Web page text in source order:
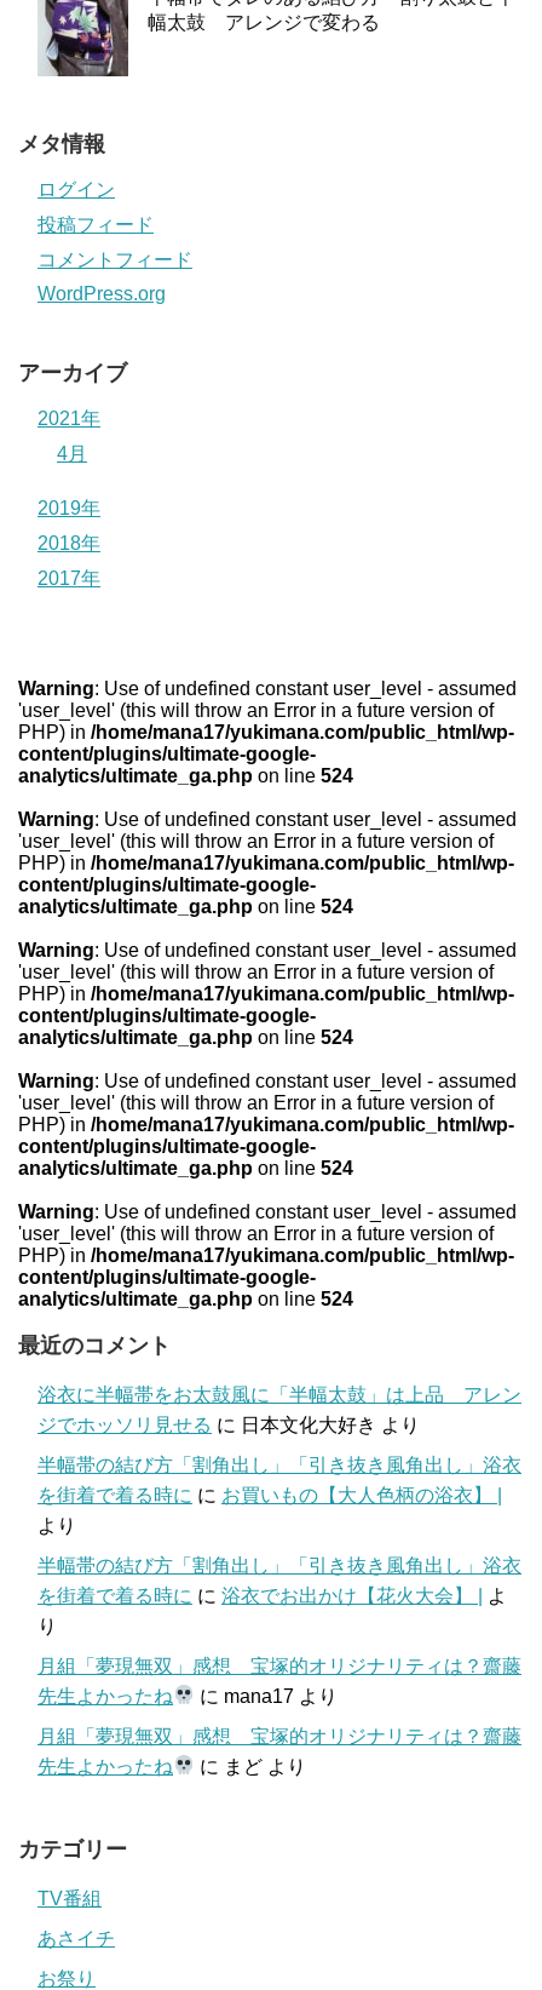
幅太鼓 アレンジで変わる
メタ情報
ログイン
投稿フィード
コメントフィード
WordPress.org
アーカイブ
2021年
4月
2019年
2018年
2017年
Warning: Use of undefined constant user_level - assumed
'user_level' (this will throw an Error in a future version of
PHP) in /home/mana17/yukimana.com/public_html/wp-
content/plugins/ultimate-google-
analytics/ultimate_ga.php on line 524
Warning: Use of undefined constant user_level - assumed
'user_level' (this will throw an Error in a future version of
PHP) in /home/mana17/yukimana.com/public_html/wp-
content/plugins/ultimate-google-
analytics/ultimate_ga.php on line 524
Warning: Use of undefined constant user_level - assumed
'user_level' (this will throw an Error in a future version of
PHP) in /home/mana17/yukimana.com/public_html/wp-
content/plugins/ultimate-google-
analytics/ultimate_ga.php on line 524
Warning: Use of undefined constant user_level - assumed
'user_level' (this will throw an Error in a future version of
PHP) in /home/mana17/yukimana.com/public_html/wp-
content/plugins/ultimate-google-
analytics/ultimate_ga.php on line 524
Warning: Use of undefined constant user_level - assumed
'user_level' (this will throw an Error in a future version of
PHP) in /home/mana17/yukimana.com/public_html/wp-
content/plugins/ultimate-google-
analytics/ultimate_ga.php on line 524
最近のコメント
浴衣に半幅帯をお太鼓風に「半幅太鼓」は上品 アレン
ジでホッソリ見せる に 日本文化大好き より
半幅帯の結び方「割角出し」「引き抜き風角出し」浴衣
を街着で着る時に に お買いもの【大人色柄の浴衣】 |
より
半幅帯の結び方「割角出し」「引き抜き風角出し」浴衣
を街着で着る時に に 浴衣でお出かけ【花火大会】 |
よ
り
月組「夢現無双」感想 宝塚的オリジナリティは？齋藤
先生よかったね
に mana17 より
月組「夢現無双」感想 宝塚的オリジナリティは？齋藤
先生よかったね
に まど より
カテゴリー
TV番組
あさイチ
お祭り